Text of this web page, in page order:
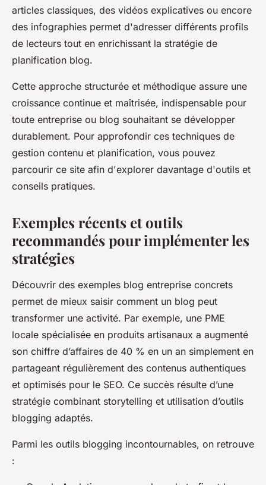
articles classiques, des vidéos explicatives ou encore
des infographies permet d'adresser différents profils
de lecteurs tout en enrichissant la stratégie de
planification blog.
Cette approche structurée et méthodique assure une
croissance continue et maîtrisée, indispensable pour
toute entreprise ou blog souhaitant se développer
durablement. Pour approfondir ces techniques de
gestion contenu et planification, vous pouvez
parcourir ce site afin d'explorer davantage d'outils et
conseils pratiques.
Exemples récents et outils
recommandés pour implémenter les
stratégies
Découvrir des exemples blog entreprise concrets
permet de mieux saisir comment un blog peut
transformer une activité. Par exemple, une PME
locale spécialisée en produits artisanaux a augmenté
son chiffre d’affaires de 40 % en un an simplement en
partageant régulièrement des contenus authentiques
et optimisés pour le SEO. Ce succès résulte d’une
stratégie combinant storytelling et utilisation d’outils
blogging adaptés.
Parmi les outils blogging incontournables, on retrouve
: